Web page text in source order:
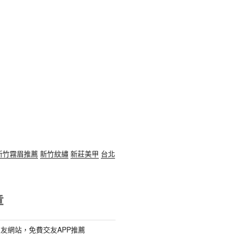
竹霧眉推薦 新竹紋繡 新莊美甲 台北
網站，免費交友APP推薦